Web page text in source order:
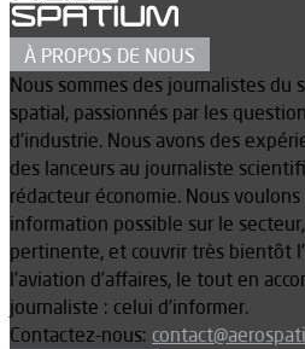
À PROPOS DE NOUS
Nous sommes des journalistes du
spatial, passionnés par les
d’industrie. Nous avons des
des lanceurs au journaliste
rédacteur économie. Nous
information possible sur le
pertinente, et couvrir très bientôt
l’aviation d’affaires, le tout en
journaliste : celui d’informer.
Contactez-nous: